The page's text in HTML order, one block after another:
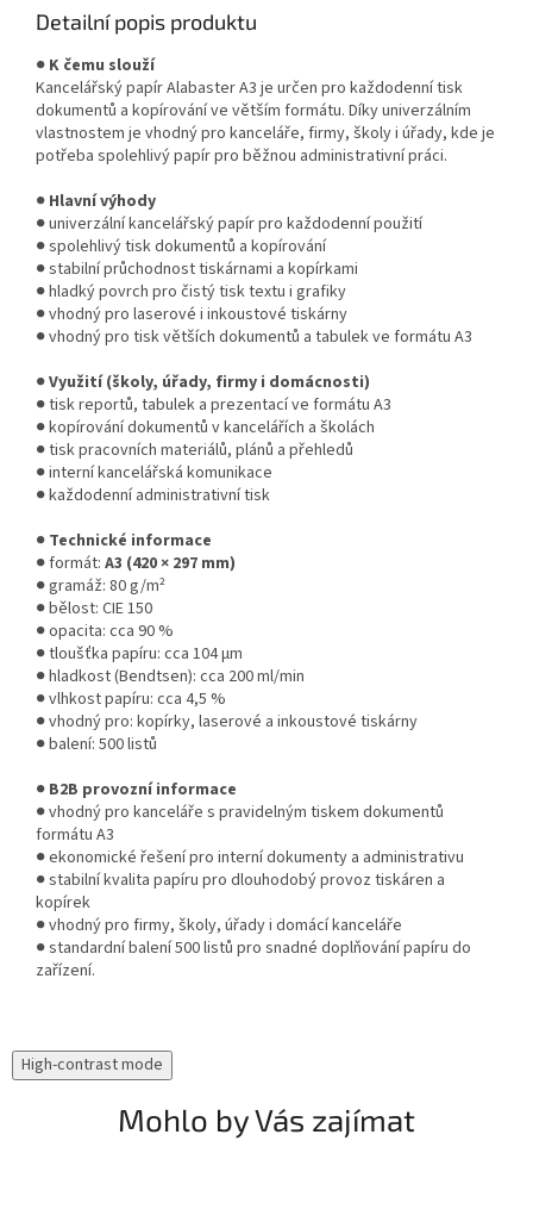
Detailní popis produktu
● K čemu slouží
Kancelářský papír Alabaster A3 je určen pro každodenní tisk
dokumentů a kopírování ve větším formátu. Díky univerzálním
vlastnostem je vhodný pro kanceláře, firmy, školy i úřady, kde je
potřeba spolehlivý papír pro běžnou administrativní práci.
● Hlavní výhody
● univerzální kancelářský papír pro každodenní použití
● spolehlivý tisk dokumentů a kopírování
● stabilní průchodnost tiskárnami a kopírkami
● hladký povrch pro čistý tisk textu i grafiky
● vhodný pro laserové i inkoustové tiskárny
● vhodný pro tisk větších dokumentů a tabulek ve formátu A3
●Využití (školy, úřady, firmy i domácnosti)
● tisk reportů, tabulek a prezentací ve formátu A3
● kopírování dokumentů v kancelářích a školách
● tisk pracovních materiálů, plánů a přehledů
● interní kancelářská komunikace
● každodenní administrativní tisk
● Technické informace
● formát: A3 (420 × 297 mm)
● gramáž: 80 g/m²
● bělost: CIE 150
● opacita: cca 90 %
● tloušťka papíru: cca 104 µm
● hladkost (Bendtsen): cca 200 ml/min
● vlhkost papíru: cca 4,5 %
● vhodný pro: kopírky, laserové a inkoustové tiskárny
● balení: 500 listů
● B2B provozní informace
● vhodný pro kanceláře s pravidelným tiskem dokumentů
formátu A3
● ekonomické řešení pro interní dokumenty a administrativu
● stabilní kvalita papíru pro dlouhodobý provoz tiskáren a
kopírek
● vhodný pro firmy, školy, úřady i domácí kanceláře
● standardní balení 500 listů pro snadné doplňování papíru do
zařízení.
High-contrast mode
Mohlo by Vás zajímat